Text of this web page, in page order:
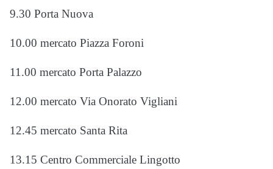
9.30 Porta Nuova
10.00 mercato Piazza Foroni
11.00 mercato Porta Palazzo
12.00 mercato Via Onorato Vigliani
12.45 mercato Santa Rita
13.15 Centro Commerciale Lingotto